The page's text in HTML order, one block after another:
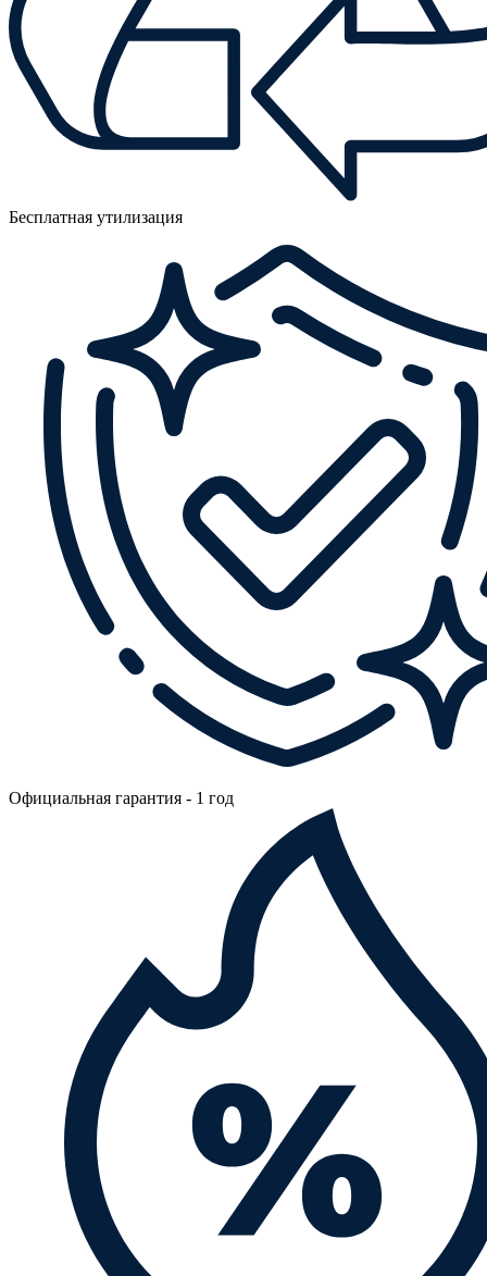
Бесплатная утилизация
Официальная гарантия - 1 год